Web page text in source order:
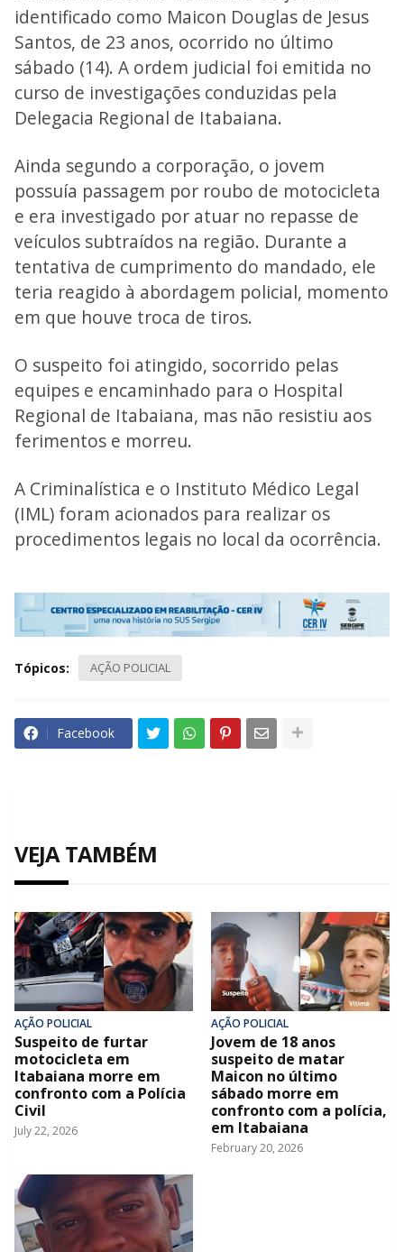
identificado como Maicon Douglas de Jesus
Santos, de 23 anos, ocorrido no último
sábado (14). A ordem judicial foi emitida no
curso de investigações conduzidas pela
Delegacia Regional de Itabaiana.
Ainda segundo a corporação, o jovem
possuía passagem por roubo de motocicleta
e era investigado por atuar no repasse de
veículos subtraídos na região. Durante a
tentativa de cumprimento do mandado, ele
teria reagido à abordagem policial, momento
em que houve troca de tiros.
O suspeito foi atingido, socorrido pelas
equipes e encaminhado para o Hospital
Regional de Itabaiana, mas não resistiu aos
ferimentos e morreu.
A Criminalística e o Instituto Médico Legal
(IML) foram acionados para realizar os
procedimentos legais no local da ocorrência.
Tópicos: AÇÃO POLICIAL
Facebook
VEJA TAMBÉM
AÇÃO POLICIAL
Suspeito de furtar
motocicleta em
Itabaiana morre em
confronto com a Polícia
Civil
July 22, 2026
AÇÃO POLICIAL
Jovem de 18 anos
suspeito de matar
Maicon no último
sábado morre em
confronto com a polícia,
em Itabaiana
February 20, 2026